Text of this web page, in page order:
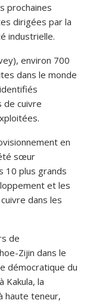
prochaines
dirigées par la
industrielle.
environ 700
dans le monde
de cuivre
en
sœur
10 plus grands
et les
dans les
de
Zijin dans le
démocratique du
Kakula, la
haute teneur,